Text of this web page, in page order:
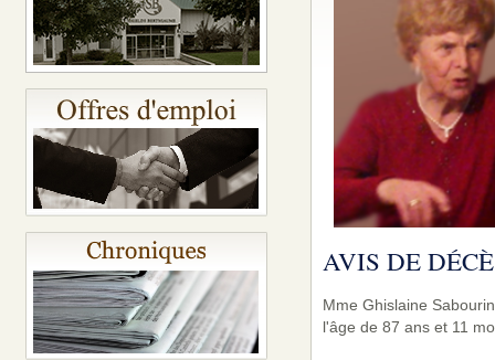
AVIS DE
Mme Ghislaine
l'âge de 87 ans et 11